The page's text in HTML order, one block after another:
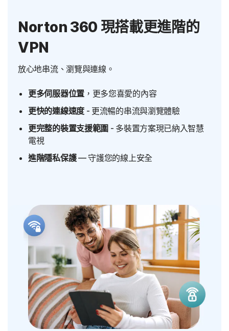
Norton 360 現搭載更進階的
VPN
放心地串流、瀏覽與連線。
更多伺服器位置，更多您喜愛的內容
更快的連線速度- 更流暢的串流與瀏覽體驗
更完整的裝置支援範圍 - 多裝置方案現已納入智慧
電視
進階隱私保護— 守護您的線上安全